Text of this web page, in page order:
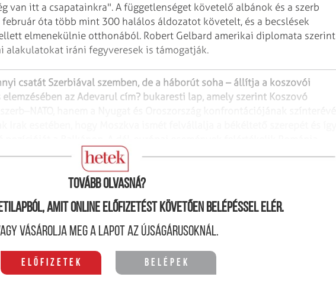
van itt a csapatainkra". A függetlenséget követelő albánok és a szerb
óta több mint 300 halálos áldozatot követelt, és a becslések
elmenekülnie otthonából. Robert Gelbard amerikai diplomata szerint
alakulatokat iráni fegyveresek is támogatják.
csatát Szerbiával szemben, de a háborút soha – állítja a koszovói
az Adevarul cím? bukaresti lap, amely szerint Koszovó
Moszkva irányában – véli az
Adevarul.
Tovább olvasná?
amit online előfizetést követően belépéssel elér.
vásárolja meg a lapot az újságárusoknál.
Előfizetek Belépek